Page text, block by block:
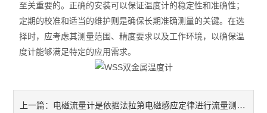
至关重要的。正确的安装可以保证温度计的稳定性和准确性；
定期的校准和适当的维护则是确保长期准确测量的关键。在选
择时，应考虑其测量范围、精度要求以及工作环境，以确保温
度计能够满足特定的应用需求。
上一篇： 电磁流量计是依据法拉第电磁感应定律进行流量测量的